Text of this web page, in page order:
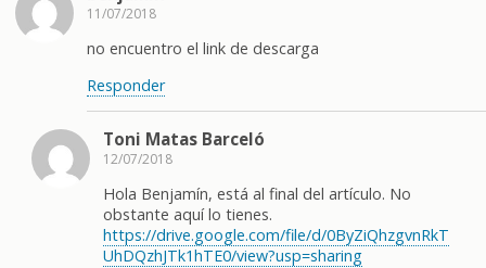
11/07/2018
no encuentro el link de descarga
Responder
Toni Matas Barceló
12/07/2018
Hola Benjamín, está al final del artículo. No
obstante aquí lo tienes.
https://drive.google.com/file/d/0ByZiQhzgvnRkT
UhDQzhJTk1hTE0/view?usp=sharing